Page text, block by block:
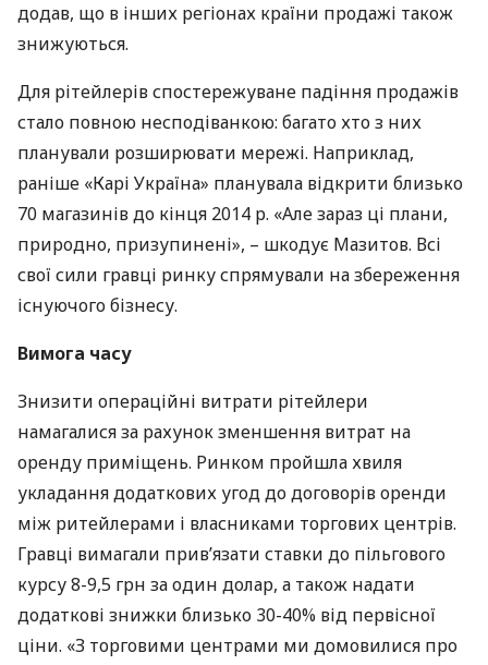
додав, що в інших регіонах країни продажі також
знижуються.
Для рітейлерів спостережуване падіння продажів
стало повною несподіванкою: багато хто з них
планували розширювати мережі. Наприклад,
раніше «Карі Україна» планувала відкрити близько
70 магазинів до кінця 2014 р. «Але зараз ці плани,
природно, призупинені», – шкодує Мазитов. Всі
свої сили гравці ринку спрямували на збереження
існуючого бізнесу.
Вимога часу
Знизити операційні витрати рітейлери
намагалися за рахунок зменшення витрат на
оренду приміщень. Ринком пройшла хвиля
укладання додаткових угод до договорів оренди
між ритейлерами і власниками торгових центрів.
Гравці вимагали прив’язати ставки до пільгового
курсу 8-9,5 грн за один долар, а також надати
додаткові знижки близько 30-40% від первісної
ціни. «З торговими центрами ми домовилися про